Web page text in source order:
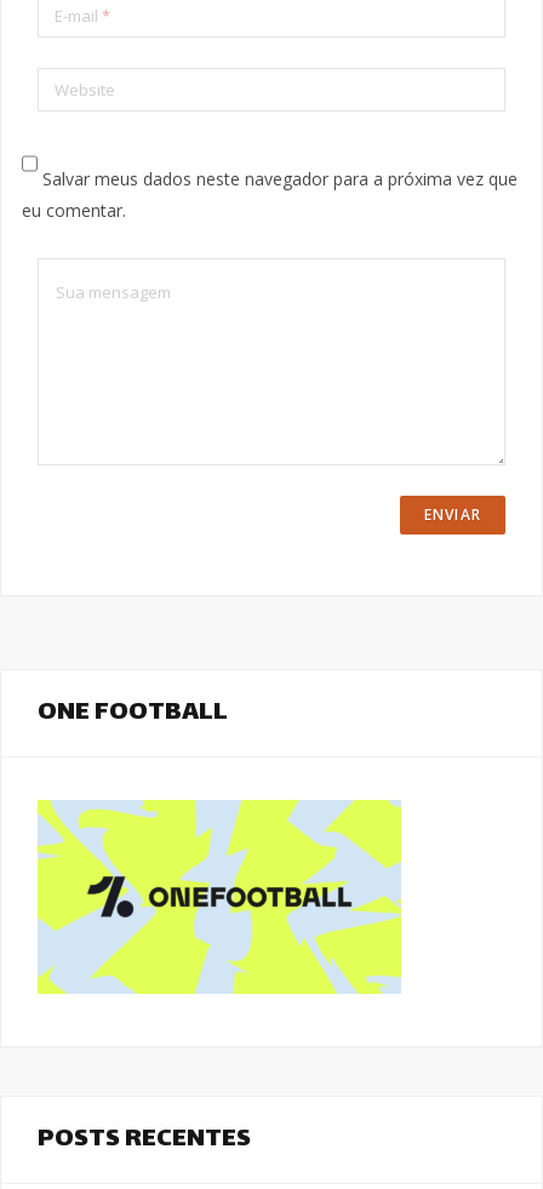
E-mail *
Website
Salvar meus dados neste navegador para a próxima vez que
eu comentar.
ONE FOOTBALL
POSTS RECENTES